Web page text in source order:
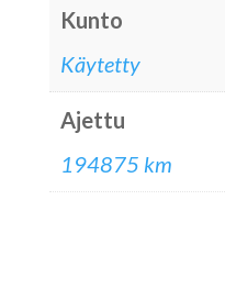
Kunto
Käytetty
Ajettu
194875 km